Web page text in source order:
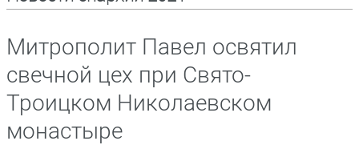
Митрополит Павел освятил
свечной цех при Свято-
Троицком Николаевском
монастыре